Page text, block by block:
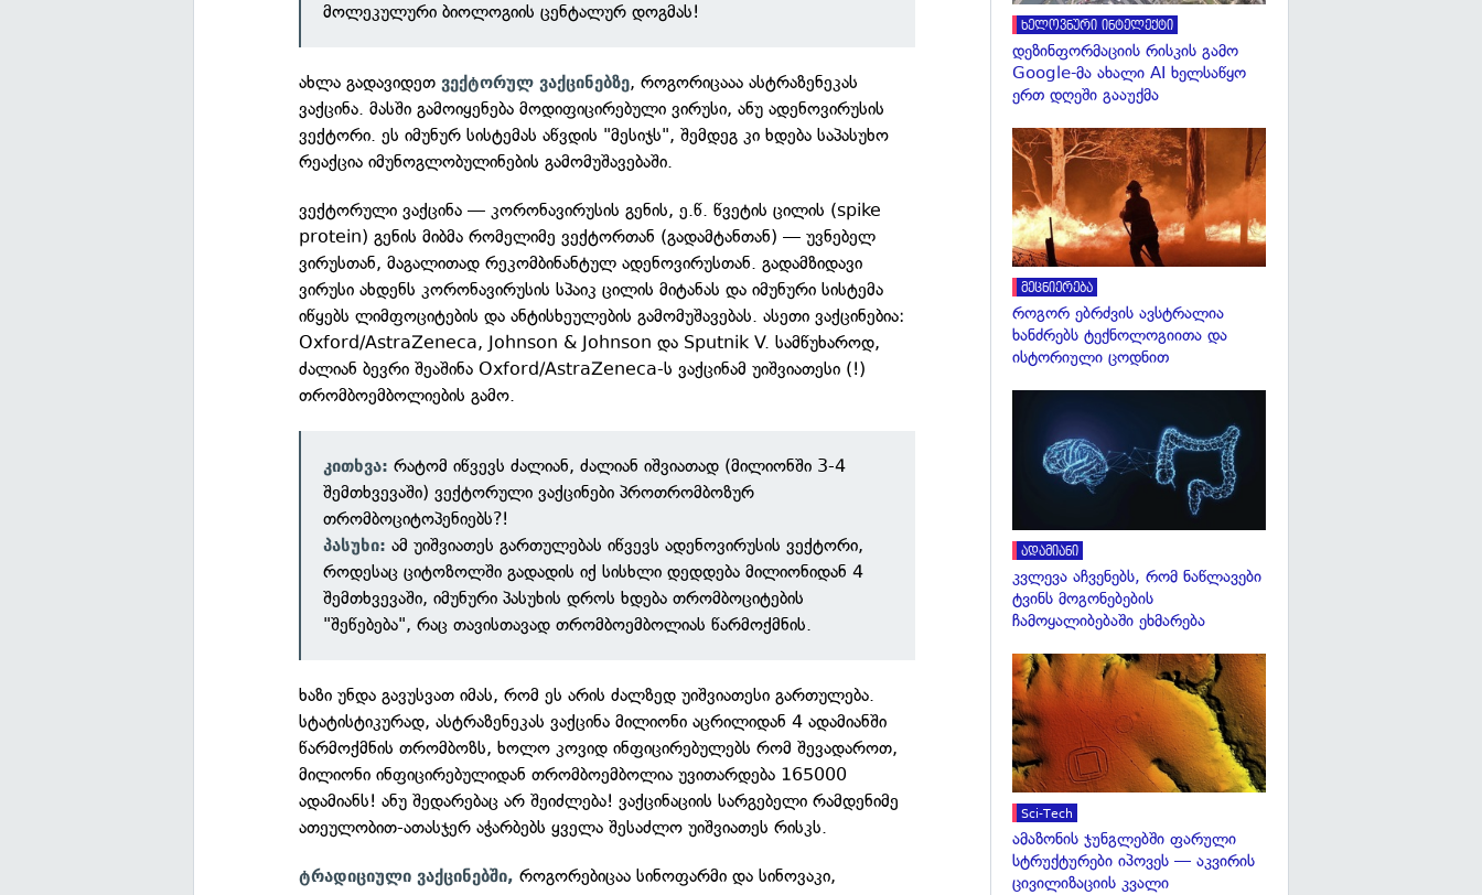
მოლეკულური ბიოლოგიის ცენტალურ დოგმას!
ახლა გადავიდეთვექტორულ ვაქცინებზე, როგორიცააა ასტრაზენეკას
ვაქცინა. მასში გამოიყენება მოდიფიცირებული ვირუსი, ანუ ადენოვირუსის
ვექტორი. ეს იმუნურ სისტემას აწვდის "მესიჯს", შემდეგ კი ხდება საპასუხო
რეაქცია იმუნოგლობულინების გამომუშავებაში.
ვექტორული ვაქცინა — კორონავირუსის გენის, ე.წ. წვეტის ცილის (spike
protein) გენის მიბმა რომელიმე ვექტორთან (გადამტანთან) — უვნებელ
ვირუსთან, მაგალითად რეკომბინანტულ ადენოვირუსთან. გადამზიდავი
ვირუსი ახდენს კორონავირუსის სპაიკ ცილის მიტანას და იმუნური სისტემა
იწყებს ლიმფოციტების და ანტისხეულების გამომუშავებას. ასეთი ვაქცინებია:
Oxford/AstraZeneca, Johnson & Johnson და Sputnik V. სამწუხაროდ,
ძალიან ბევრი შეაშინა Oxford/AstraZeneca-ს ვაქცინამ უიშვიათესი (!)
თრომბოემბოლიების გამო.
კითხვა: რატომ იწვევს ძალიან, ძალიან იშვიათად (მილიონში 3-4
შემთხვევაში) ვექტორული ვაქცინები პროთრომბოზურ
თრომბოციტოპენიებს?!
პასუხი: ამ უიშვიათეს გართულებას იწვევს ადენოვირუსის ვექტორი,
როდესაც ციტოზოლში გადადის იქ სისხლი დედდება მილიონიდან 4
შემთხვევაში, იმუნური პასუხის დროს ხდება თრომბოციტების
"შეწებება", რაც თავისთავად თრომბოემბოლიას წარმოქმნის.
ხაზი უნდა გავუსვათ იმას, რომ ეს არის ძალზედ უიშვიათესი გართულება.
სტატისტიკურად, ასტრაზენეკას ვაქცინა მილიონი აცრილიდან 4 ადამიანში
წარმოქმნის თრომბოზს, ხოლო კოვიდ ინფიცირებულებს რომ შევადაროთ,
მილიონი ინფიცირებულიდან თრომბოემბოლია უვითარდება 165000
ადამიანს! ანუ შედარებაც არ შეიძლება! ვაქცინაციის სარგებელი რამდენიმე
ათეულობით-ათასჯერ აჭარბებს ყველა შესაძლო უიშვიათეს რისკს.
ტრადიციული ვაქცინებში, როგორებიცაა სინოფარმი და სინოვაკი,
ხელოვნური ინტელექტი
დეზინფორმაციის რისკის გამო
Google-მა ახალი AI ხელსაწყო
ერთ დღეში გააუქმა
მეცნიერება
როგორ ებრძვის ავსტრალია
ხანძრებს ტექნოლოგიითა და
ისტორიული ცოდნით
ადამიანი
კვლევა აჩვენებს, რომ ნაწლავები
ტვინს მოგონებების
ჩამოყალიბებაში ეხმარება
Sci-Tech
ამაზონის ჯუნგლებში ფარული
სტრუქტურები იპოვეს — აკვირის
ცივილიზაციის კვალი